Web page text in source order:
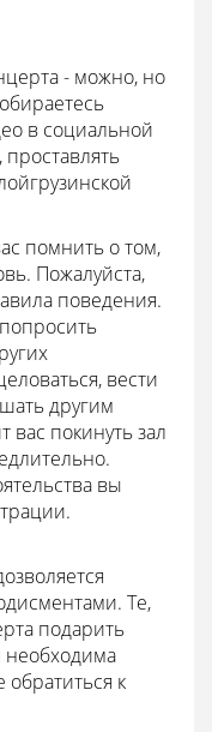
- можно, но
в социальной
помнить о том,
Пожалуйста,
поведения.
вести
другим
покинуть зал
вы
Те,
подарить
необходима
к